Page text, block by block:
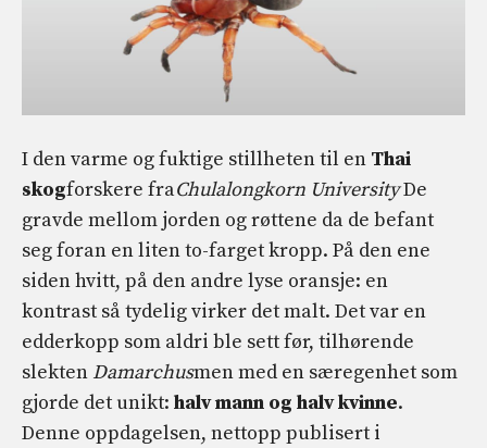
I den varme og fuktige stillheten til en Thai
skogforskere fraChulalongkorn UniversityDe
gravde mellom jorden og røttene da de befant
seg foran en liten to-farget kropp. På den ene
siden hvitt, på den andre lyse oransje: en
kontrast så tydelig virker det malt. Det var en
edderkopp som aldri ble sett før, tilhørende
slekten Damarchusmen med en særegenhet som
gjorde det unikt: halv mann og halv kvinne.
Denne oppdagelsen, nettopp publisert i